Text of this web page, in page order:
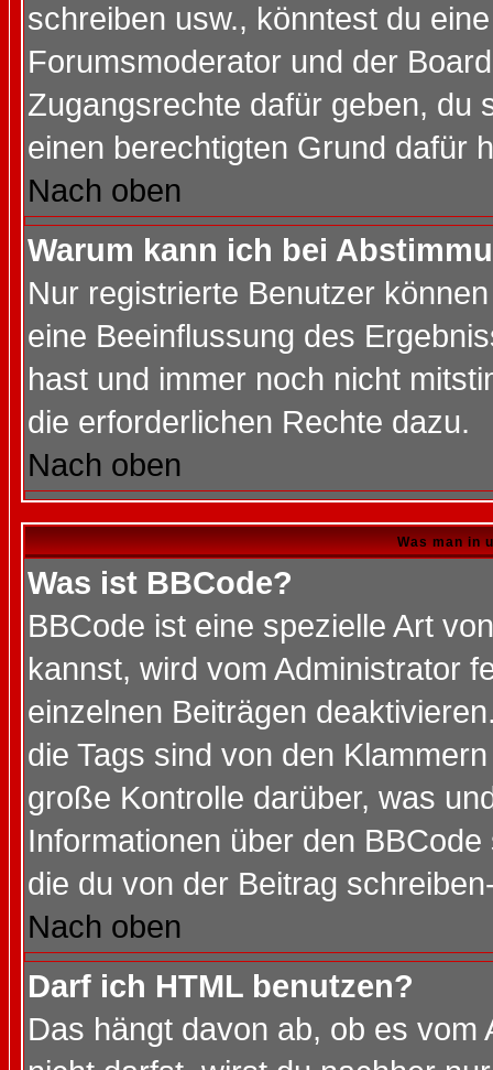
schreiben usw., könntest du
Forumsmoderator und der
Zugangsrechte dafür geben, du
einen berechtigten Grund dafür
Nach oben
Warum kann ich bei
Nur registrierte Benutzer
eine Beeinflussung des
hast und immer noch nicht
die erforderlichen Rechte dazu.
Nach oben
Was man in
Was ist BBCode?
BBCode ist eine spezielle Art
kannst, wird vom Administrator
einzelnen Beiträgen
die Tags sind von den
große Kontrolle darüber, was
Informationen über den
die du von der Beitrag
Nach oben
Darf ich HTML benutzen?
Das hängt davon ab, ob es